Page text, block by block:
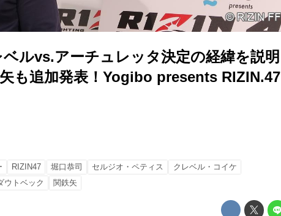
ルvs.アーチュレッタ決定の経緯を説明
も追加発表！Yogibo presents RIZIN.47
RIZIN47 堀口恭司 セルジオ・ペティス
クレベル・コイケ
ウトベック 関鉄矢